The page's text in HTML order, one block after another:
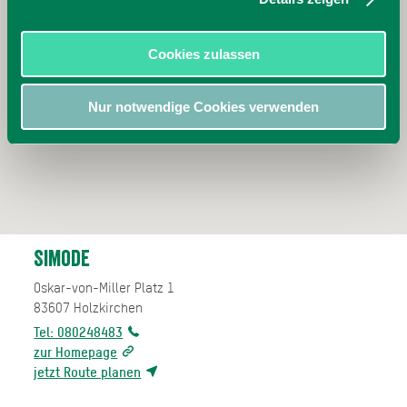
Cookies zulassen
Nur notwendige Cookies verwenden
Simode
Oskar-von-Miller Platz 1
83607 Holzkirchen
Tel: 080248483
zur Homepage
jetzt Route planen